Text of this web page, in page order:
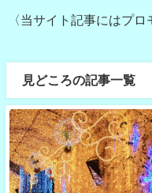
〈当サイト記事にはプ
見どころの記事一覧